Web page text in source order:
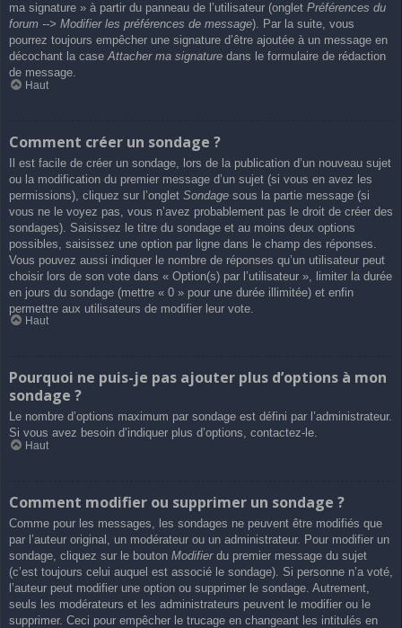
ma signature » à partir du panneau de l’utilisateur (onglet Préférences du
forum --> Modifier les préférences de message). Par la suite, vous
pourrez toujours empêcher une signature d’être ajoutée à un message en
décochant la caseAttacher ma signature dans le formulaire de rédaction
de message.
Haut
Comment créer un sondage ?
Il est facile de créer un sondage, lors de la publication d’un nouveau sujet
ou la modification du premier message d’un sujet (si vous en avez les
permissions), cliquez sur l’onglet Sondage sous la partie message (si
vous ne le voyez pas, vous n’avez probablement pas le droit de créer des
sondages). Saisissez le titre du sondage et au moins deux options
possibles, saisissez une option par ligne dans le champ des réponses.
Vous pouvez aussi indiquer le nombre de réponses qu’un utilisateur peut
choisir lors de son vote dans « Option(s) par l’utilisateur », limiter la durée
en jours du sondage (mettre « 0 » pour une durée illimitée) et enfin
permettre aux utilisateurs de modifier leur vote.
Haut
Pourquoi ne puis-je pas ajouter plus d’options à mon
sondage ?
Le nombre d’options maximum par sondage est défini par l’administrateur.
Si vous avez besoin d’indiquer plus d’options, contactez-le.
Haut
Comment modifier ou supprimer un sondage ?
Comme pour les messages, les sondages ne peuvent être modifiés que
par l’auteur original, un modérateur ou un administrateur. Pour modifier un
sondage, cliquez sur le bouton Modifierdu premier message du sujet
(c’est toujours celui auquel est associé le sondage). Si personne n’a voté,
l’auteur peut modifier une option ou supprimer le sondage. Autrement,
seuls les modérateurs et les administrateurs peuvent le modifier ou le
supprimer. Ceci pour empêcher le trucage en changeant les intitulés en